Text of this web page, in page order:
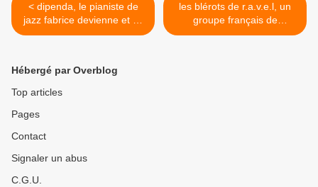
< dipenda, le pianiste de
jazz fabrice devienne et sa
musique composée pour la
congo"
les blérots de r.a.v.e.l, un
groupe français de
chansons originaire des
Hébergé par Overblog
Top articles
Pages
Contact
Signaler un abus
C.G.U.